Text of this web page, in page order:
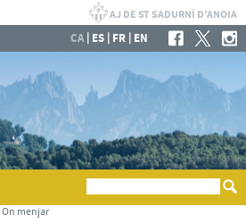
CA| ES | FR | EN
On menjar